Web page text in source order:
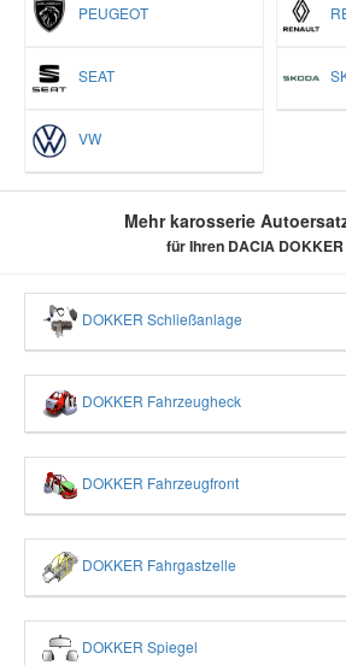
PEUGEOT
SEAT
VW
Mehr karosserie
für Ihren DACIA DOKKER
DOKKER Schließanlage
DOKKER Fahrzeugheck
DOKKER Fahrzeugfront
DOKKER Fahrgastzelle
DOKKER Spiegel